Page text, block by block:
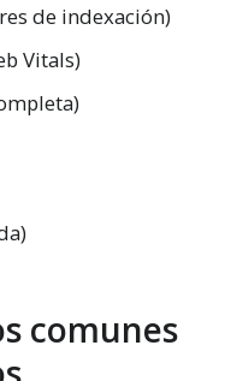
de indexación)
Vitals)
comunes